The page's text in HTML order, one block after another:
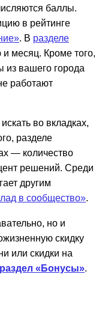
баллы.
в рейтинге
. В разделе
месяц. Кроме того,
из вашего города
работают
во вкладках,
разделе
— количество
решений. Среди
другим
в сообщество».
но и
скидку
или скидки на
раздел «Бонусы».